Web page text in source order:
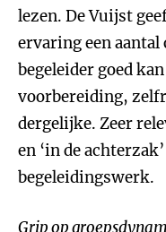
lezen. De Vuijst
ervaring een aantal
begeleider goed
voorbereiding,
dergelijke. Zeer
en ‘in de
begeleidingswerk.
Grip op